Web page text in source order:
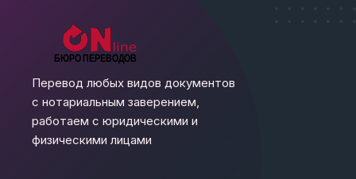
Перевод любых видов документов
с нотариальным заверением,
работаем с юридическими и
физическими лицами